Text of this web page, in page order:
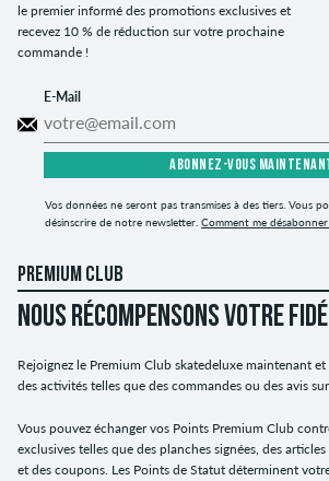
le premier informé des promotions exclusives et
recevez 10 % de réduction sur votre prochaine
commande !
E-Mail
ABONNEZ-VOUS
Vos données ne seront pas transmises à des tiers. Vous
désinscrire de notre newsletter. Comment me désabonner
PREMIUM CLUB
NOUS RÉCOMPENSONS VOTRE
Rejoignez le Premium Club skatedeluxe maintenant
des activités telles que des commandes ou des avis
Vous pouvez échanger vos Points Premium Club
exclusives telles que des planches signées, des
et des coupons. Les Points de Statut déterminent